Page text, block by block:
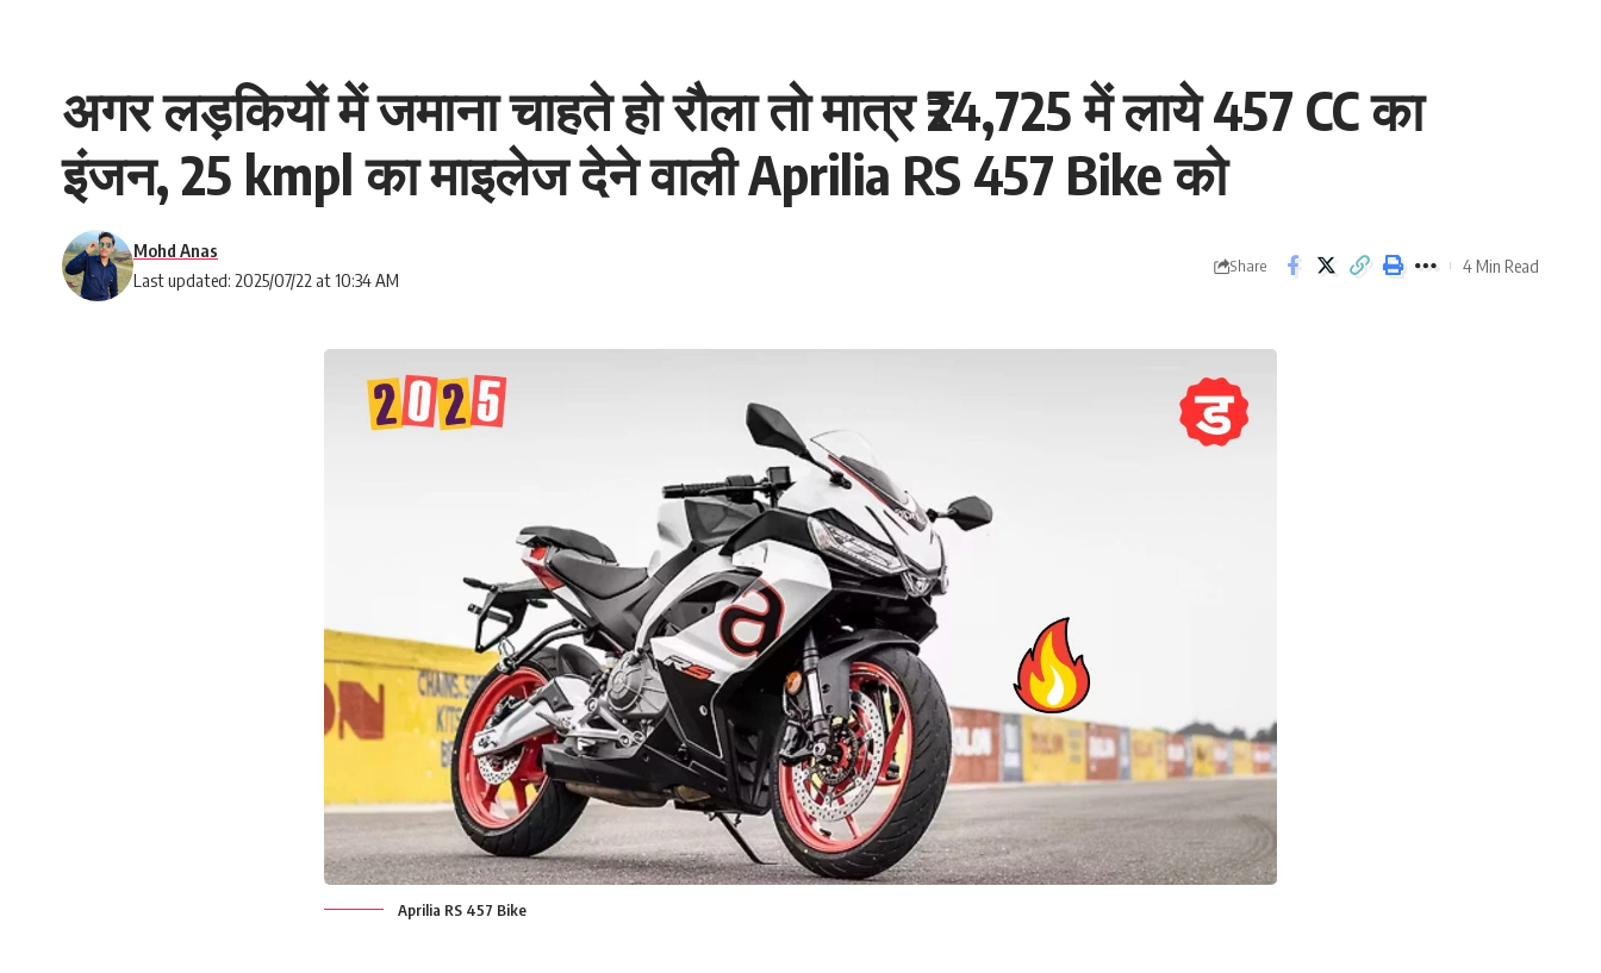
अगर लड़कियों में जमाना चाहते हो रौला तो मात्र ₹24,725 में लाये 457 CC का
इंजन, 25 kmpl का माइलेज देने वाली Aprilia RS 457 Bike को
Last updated: 2025/07/22 at 10:34 AM
Mohd Anas
Share 4 Min Read
Aprilia RS 457 Bike